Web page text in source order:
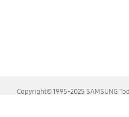
Copyright© 1995-2025 SAMSUNG